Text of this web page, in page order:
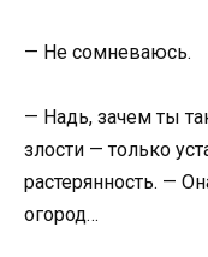
— Не сомневаюсь.
— Надь, зачем ты
злости — только
растерянность. —
огород…